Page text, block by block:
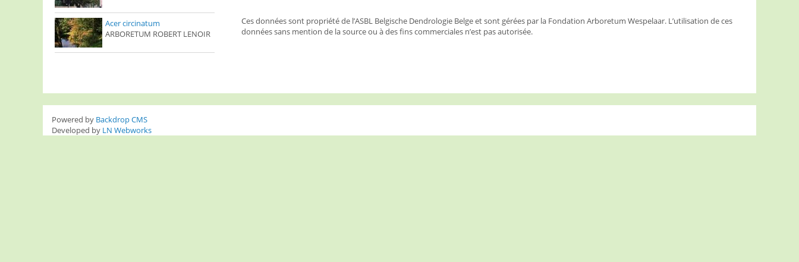
Ces données sont propriété de l’ASBL Belgische Dendrologie Belge et sont gérées par la Fondation Arboretum Wespelaar. L’utilisation de ces
données sans mention de la source ou à des fins commerciales n’est pas autorisée.
Acer circinatum
ARBORETUM ROBERT LENOIR
Powered by Backdrop CMS
Developed by LN Webworks